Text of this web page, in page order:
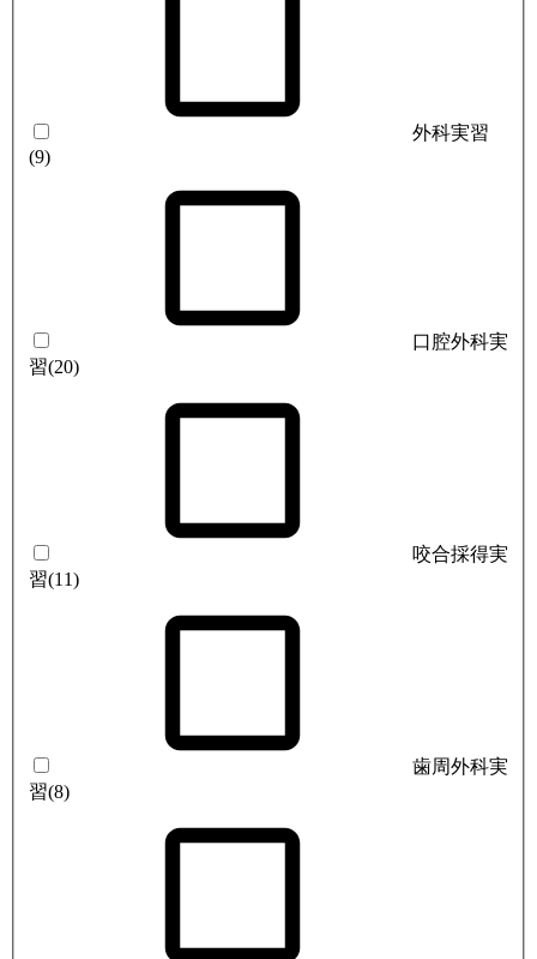
外科実習
(9)
口腔外科実
習(20)
咬合採得実
習(11)
歯周外科実
習(8)